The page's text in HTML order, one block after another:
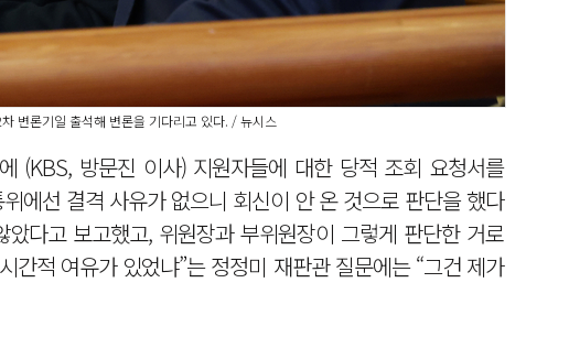
변론기일 출석해 변론을 기다리고 있다. / 뉴시스
(KBS, 방문진 이사) 지원자들에 대한 당적 조회 요청서를
에선 결격 사유가 없으니 회신이 안 온 것으로 판단을 했다
다고 보고했고, 위원장과 부위원장이 그렇게 판단한 거로
간적 여유가 있었냐”는 정정미 재판관 질문에는 “그건 제가